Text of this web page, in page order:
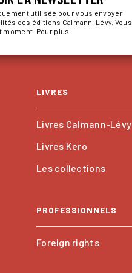
utilisée pour vous envoyer
des éditions Calmann-Lévy. Vous
moment. Pour plus
LIVRES
Livres Calmann-Lévy
Livres Kero
Les collections
PROFESSIONNELS
Foreign rights